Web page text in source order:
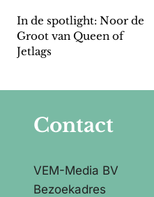
In de spotlight: Noor de
Groot van Queen of
Jetlags
Contact
VEM-Media BV
Bezoekadres